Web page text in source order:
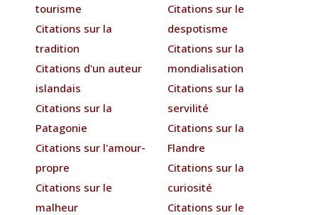
tourisme
Citations sur la
tradition
Citations d'un auteur
islandais
Citations sur la
Patagonie
Citations sur l'amour-
propre
Citations sur le
malheur
Citations sur le
despotisme
Citations sur la
mondialisation
Citations sur la
servilité
Citations sur la
Flandre
Citations sur la
curiosité
Citations sur le